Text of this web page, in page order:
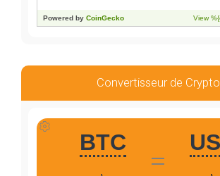
Convertisseur de Crypto